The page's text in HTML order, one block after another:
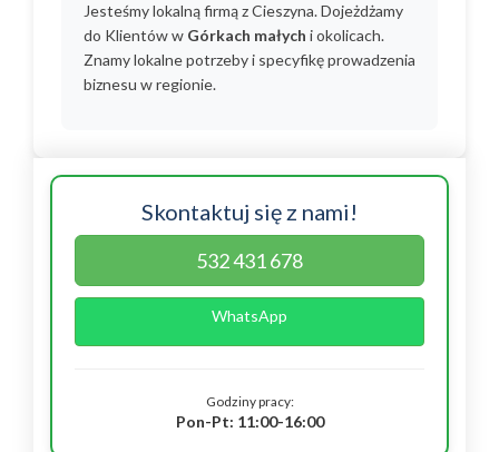
Jesteśmy lokalną firmą z Cieszyna. Dojeżdżamy
do Klientów w Górkach małych i okolicach.
Znamy lokalne potrzeby i specyfikę prowadzenia
biznesu w regionie.
Skontaktuj się z nami!
532 431 678
WhatsApp
Godziny pracy:
Pon-Pt: 11:00-16:00